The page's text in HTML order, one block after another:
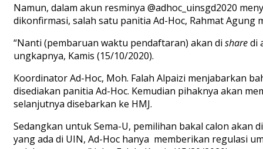
Namun, dalam akun resminya @adhoc_uinsgd2020
dikonfirmasi, salah satu panitia Ad-Hoc, Rahmat
“Nanti (pembaruan waktu pendaftaran) akan di sharedi
ungkapnya, Kamis (15/10/2020).
Koordinator Ad-Hoc, Moh. Falah Alpaizi menjabarkan
disediakan panitia Ad-Hoc. Kemudian pihaknya akan
selanjutnya disebarkan ke HMJ.
Sedangkan untuk Sema-U, pemilihan bakal calon akan
yang ada di UIN, Ad-Hoc hanya memberikan regulasi